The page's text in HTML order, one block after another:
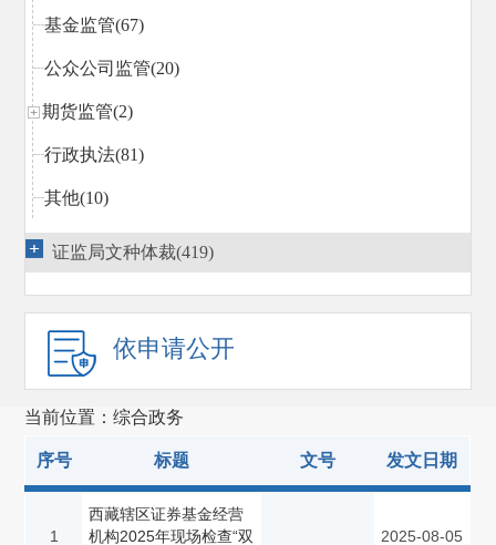
基金监管(67)
公众公司监管(20)
期货监管(2)
行政执法(81)
其他(10)
证监局文种体裁(419)
依申请公开
当前位置：综合政务
序号 标题 文号 发文日期
1
西藏辖区证券基金经营
机构2025年现场检查“双
2025-08-05